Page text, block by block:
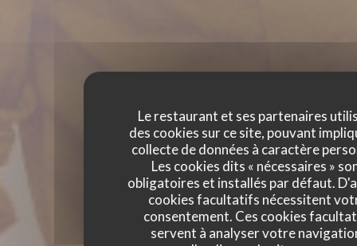
Le restaurant et ses partenaires
des cookies sur ce site, pouvant
collecte de données à caractère
Les cookies dits « nécessaires »
obligatoires et installés par défaut.
cookies facultatifs nécessitent
consentement. Ces cookies
servent à analyser votre